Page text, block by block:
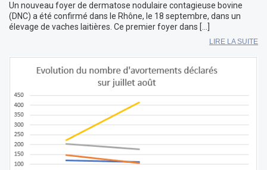
Un nouveau foyer de dermatose nodulaire contagieuse bovine
(DNC) a été confirmé dans le Rhône, le 18 septembre, dans un
élevage de vaches laitières. Ce premier foyer dans […]
LIRE LA SUITE